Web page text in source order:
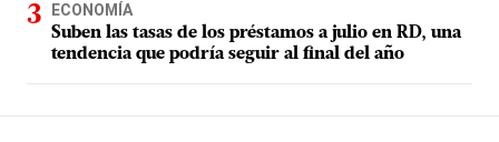
ECONOMÍA
Suben las tasas de los préstamos a julio en RD, una
tendencia que podría seguir al final del año